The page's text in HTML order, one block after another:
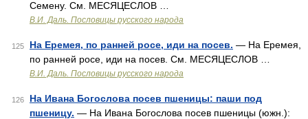
Семену. См. МЕСЯЦЕСЛОВ …
В.И. Даль. Пословицы русского народа
125 На Еремея, по ранней росе, иди на посев. — На Еремея,
по ранней росе, иди на посев. См. МЕСЯЦЕСЛОВ …
В.И. Даль. Пословицы русского народа
126
На Ивана Богослова посев пшеницы: паши под
пшеницу. — На Ивана Богослова посев пшеницы (южн.):